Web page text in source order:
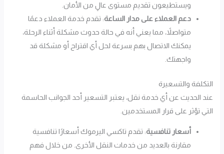
ويستطيعون تقديم مستوى عالٍ من الأمان.
دعم العملاء على مدار الساعة: تقدم خدمة العملاء دعمًا
متواصلاً، مما يعني أنه في حالة حدوث مشكلة أثناء الرحلة،
يمكنك الاتصال بهم بسرعة لحل أي اقتراح أو مشكلة قد
واجهتك.
التكلفة والتسعيرة
عند الحديث عن أي خدمة نقل، يعتبر التسعير أحد الجوانب الحاسمة
التي تؤثر على قرار المستخدمين.
أسعار تنافسية: تقدم تاكسي اليرموك أسعارًا تنافسية
مقارنة بالعديد من خدمات النقل الأخرى. من خلال فهم